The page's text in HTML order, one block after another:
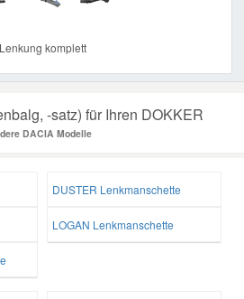
Lenkung komplett
-satz) für Ihren DOKKER
DACIA Modelle
DUSTER Lenkmanschette
LOGAN Lenkmanschette